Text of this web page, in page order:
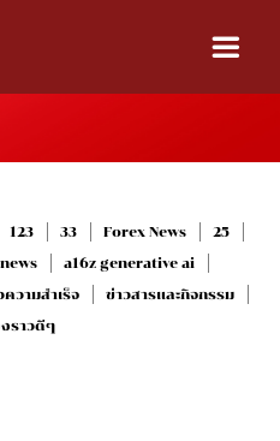
123 33 Forex News
25
news
a16z generative ai
ความสำเร็จ
ข่าวสารและกิจกรรม
ราวดีๆ